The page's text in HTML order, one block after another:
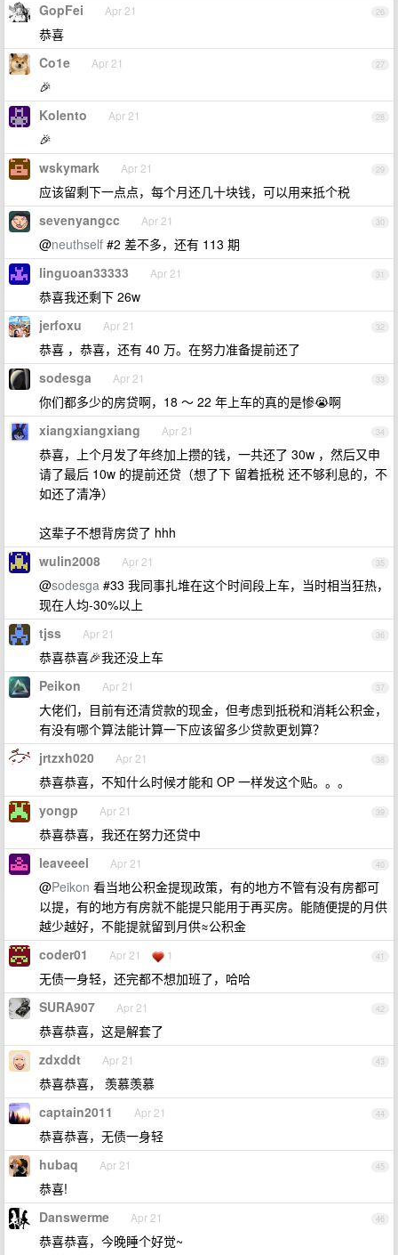
26
GopFei Apr 21
恭喜
27
Co1e Apr 21
🎉
28
Kolento Apr 21
🎉
29
wskymark Apr 21
应该留剩下一点点，每个月还几十块钱，可以用来抵个税
30
sevenyangcc Apr 21
@neuthself #2 差不多，还有 113 期
31
linguoan33333 Apr 21
恭喜我还剩下 26w
32
jerfoxu Apr 21
恭喜 ，恭喜，还有 40 万。在努力准备提前还了
33
sodesga Apr 21
你们都多少的房贷啊，18 ～ 22 年上车的真的是惨😭啊
34
xiangxiangxiang Apr 21
恭喜，上个月发了年终加上攒的钱，一共还了 30w ，然后又申
请了最后 10w 的提前还贷（想了下 留着抵税 还不够利息的，不
如还了清净）
这辈子不想背房贷了 hhh
35
wulin2008 Apr 21
@sodesga #33 我同事扎堆在这个时间段上车，当时相当狂热，
现在人均-30%以上
36
tjss Apr 21
恭喜恭喜🎉我还没上车
37
Peikon Apr 21
大佬们，目前有还清贷款的现金，但考虑到抵税和消耗公积金，
有没有哪个算法能计算一下应该留多少贷款更划算？
38
jrtzxh020 Apr 21
恭喜恭喜，不知什么时候才能和 OP 一样发这个贴。。。
39
yongp Apr 21
恭喜恭喜，我还在努力还贷中
40
leaveeel Apr 21
@Peikon 看当地公积金提现政策，有的地方不管有没有房都可
以提，有的地方有房就不能提只能用于再买房。能随便提的月供
越少越好，不能提就留到月供≈公积金
41
coder01 Apr 21 1
无债一身轻，还完都不想加班了，哈哈
42
SURA907 Apr 21
恭喜恭喜，这是解套了
43
zdxddt Apr 21
恭喜恭喜， 羡慕羡慕
44
captain2011 Apr 21
恭喜恭喜，无债一身轻
45
hubaq Apr 21
恭喜!
46
Danswerme Apr 21
恭喜恭喜，今晚睡个好觉~